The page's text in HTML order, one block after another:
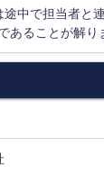
途中で担当者と
あることが解り